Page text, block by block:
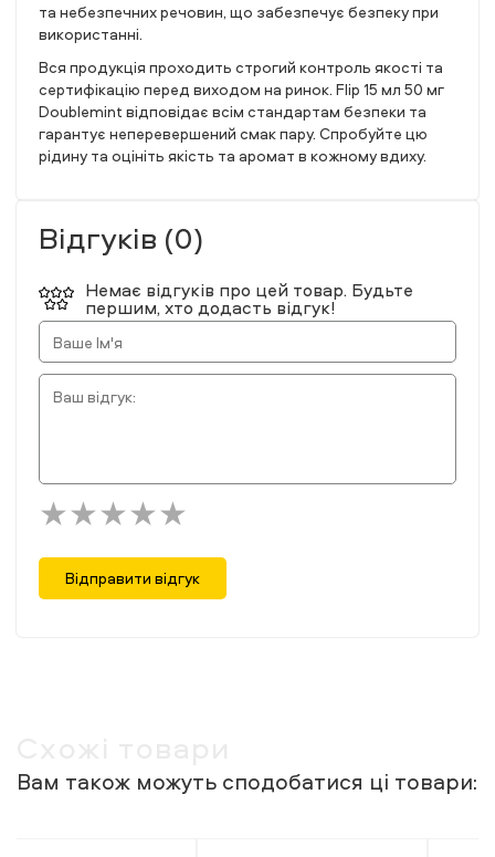
та небезпечних речовин, що забезпечує безпеку при
використанні.
Вся продукція проходить строгий контроль якості та
сертифікацію перед виходом на ринок. Flip 15 мл 50 мг
Doublemint відповідає всім стандартам безпеки та
гарантує неперевершений смак пару. Спробуйте цю
рідину та оцініть якість та аромат в кожному вдиху.
Відгуків (0)
Немає відгуків про цей товар. Будьте
першим, хто додасть відгук!
Відправити відгук
Вам також можуть сподобатися ці товари: